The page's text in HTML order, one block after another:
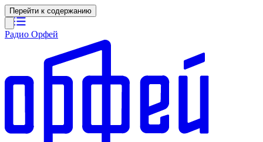
Перейти к содержанию
Радио Орфей